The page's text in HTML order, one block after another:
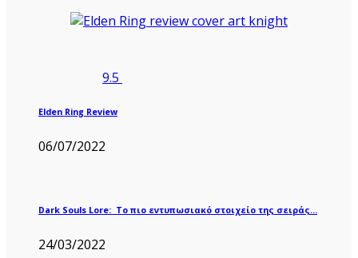
9.5
Elden Ring Review
06/07/2022
Dark Souls Lore: Το πιο εντυπωσιακό στοιχείο της σειράς…
24/03/2022